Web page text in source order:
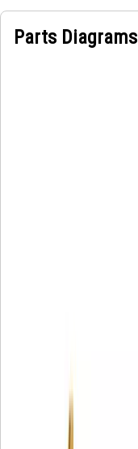
Parts Diagrams